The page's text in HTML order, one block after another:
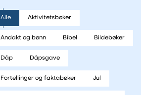
Alle Aktivitetsbøker
Andakt og bønn Bibel Bildebøker
Dåp Dåpsgave
Fortellinger og faktabøker Jul